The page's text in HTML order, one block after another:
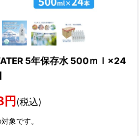
5年保存水 500ｍｌ×24
円 (税込)
象です。